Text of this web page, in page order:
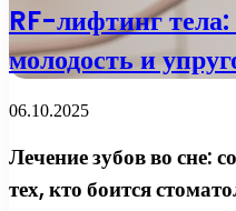
RF-лифтинг
молодость и
06.10.2025
Лечение зубов во сне:
тех, кто боится